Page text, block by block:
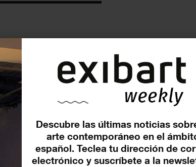
Descubre las últimas noticias
arte contemporáneo en el
español. Teclea tu dirección de
electrónico y suscríbete a la